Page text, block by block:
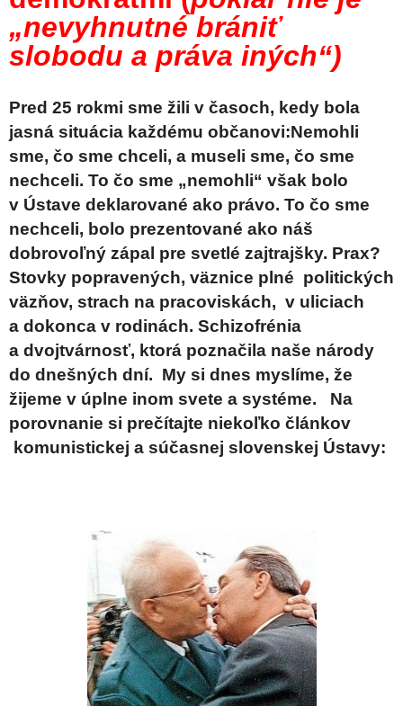
„nevyhnutné brániť
slobodu a práva iných“)
Pred 25 rokmi sme žili v časoch, kedy bola
jasná situácia každému občanovi:Nemohli
sme, čo sme chceli, a museli sme, čo sme
nechceli. To čo sme „nemohli“ však bolo
v Ústave deklarované ako právo. To čo sme
nechceli, bolo prezentované ako náš
dobrovoľný zápal pre svetlé zajtrajšky. Prax?
Stovky popravených, väznice plné politických
väzňov, strach na pracoviskách, v uliciach
a dokonca v rodinách. Schizofrénia
a dvojtvárnosť, ktorá poznačila naše národy
do dnešných dní. My si dnes myslíme, že
žijeme v úplne inom svete a systéme. Na
porovnanie si prečítajte niekoľko článkov
komunistickej a súčasnej slovenskej Ústavy: